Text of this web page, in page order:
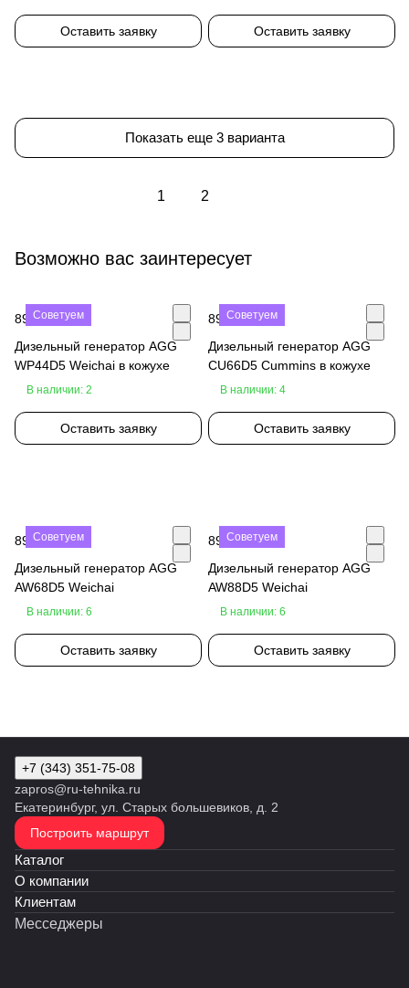
Оставить заявку Оставить заявку
Показать еще 3 варианта
1 2
Возможно вас заинтересует
Советуем
890 000 ₽
Дизельный генератор AGG
WP44D5 Weichai в кожухе
В наличии: 2
Оставить заявку
Советуем
890 000 ₽
Дизельный генератор AGG
CU66D5 Cummins в кожухе
В наличии: 4
Оставить заявку
Советуем
890 000 ₽
Дизельный генератор AGG
AW68D5 Weichai
В наличии: 6
Оставить заявку
Советуем
890 000 ₽
Дизельный генератор AGG
AW88D5 Weichai
В наличии: 6
Оставить заявку
+7 (343) 351-75-08
zapros@ru-tehnika.ru
Екатеринбург, ул. Старых большевиков, д. 2
Построить маршрут
Каталог
О компании
Клиентам
Месседжеры